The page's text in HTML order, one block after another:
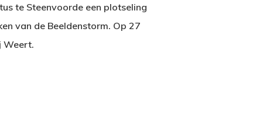
te Steenvoorde een plotseling
van de Beeldenstorm. Op 27
Weert.